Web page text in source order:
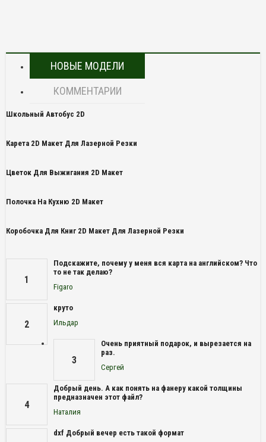
НОВЫЕ МОДЕЛИ
КОММЕНТАРИИ
Школьный Автобус 2D
Карета 2D Макет Для Лазерной Резки
Цветок Для Выжигания 2D Макет
Полочка На Кухню 2D Макет
Коробочка Для Книг 2D Макет Для Лазерной Резки
1
Подскажите, почему у меня вся карта на английском? Что
то не так делаю?
Figaro
2
круто
Ильдар
3
Очень приятный подарок, и вырезается на
раз.
Сергей
4
Добрый день. А как понять на фанеру какой толщины
предназначен этот файл?
Наталия
dxf Добрый вечер есть такой формат